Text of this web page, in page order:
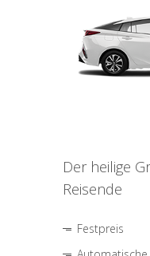
Der heilige
Reisende
Festpreis